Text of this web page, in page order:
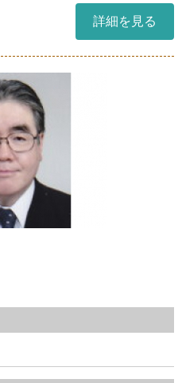
詳細を見る